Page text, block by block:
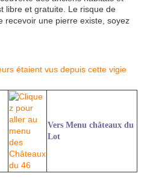
libre et gratuite. Le risque de
recevoir une pierre existe, soyez
Vers Menu châteaux du
Lot